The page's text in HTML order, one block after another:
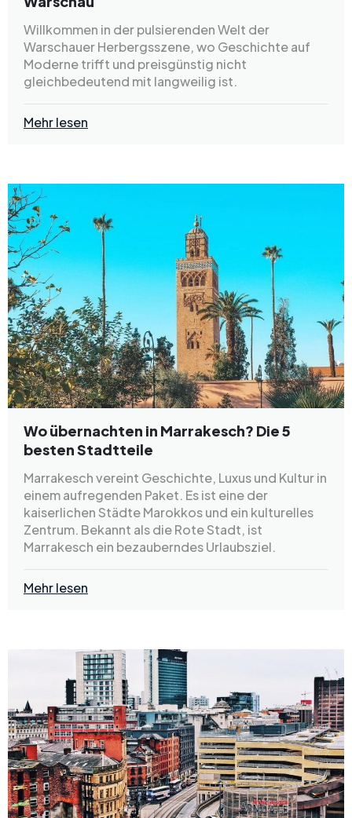
Willkommen in der pulsierenden Welt der
Warschauer Herbergsszene, wo Geschichte auf
Moderne trifft und preisgünstig nicht
gleichbedeutend mit langweilig ist.
Mehr lesen
Wo übernachten in Marrakesch? Die 5
besten Stadtteile
Marrakesch vereint Geschichte, Luxus und Kultur in
einem aufregenden Paket. Es ist eine der
kaiserlichen Städte Marokkos und ein kulturelles
Zentrum. Bekannt als die Rote Stadt, ist
Marrakesch ein bezauberndes Urlaubsziel.
Mehr lesen